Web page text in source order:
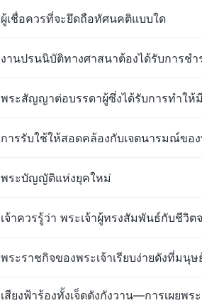
ผู้เชื่อควรที่จะยึดถือทัศนคติแบบใด
งานปรนนิบัติทางศาสนาต้องได้รับการชำ
พระสัญญาต่อบรรดาผู้ซึ่งได้รับการทำให้
การรับใช้ให้สอดคล้องกับเจตนารมณ์ของ
พระบัญญัติแห่งยุคใหม่
เจ้าควรรู้ว่า พระเจ้าผู้ทรงสัมพันธ์กับชีวิต
พระราชกิจของพระเจ้าเรียบง่ายดังที่มนุ
เสียงฟ้าร้องทั้งเจ็ดดังกังวาน—การเผยพร